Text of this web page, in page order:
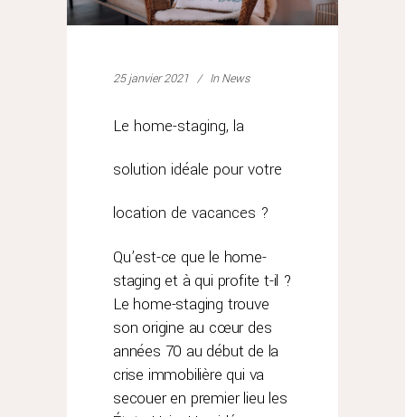
25 janvier 2021 In News
Le home-staging, la
solution idéale pour votre
location de vacances ?
Qu’est-ce que le home-
staging et à qui profite t-il ?
Le home-staging trouve
son origine au cœur des
années 70 au début de la
crise immobilière qui va
secouer en premier lieu les